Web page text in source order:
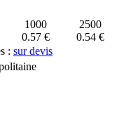
1000
2500
0.57 €
0.54 €
: sur devis